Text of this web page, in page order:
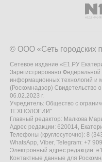
© ООО «Сеть городских
Сетевое издание «Е1.РУ
Зарегистрировано
информационных технологий и
(Роскомнадзор) Свидетельство
06.02.2023 г.
Учредитель: Общество с
ТЕХНОЛОГИИ"
Главный редактор: Малкова
Адрес редакции: 620014,
Телефоны (круглосуточно): 8
WhatsApp, Viber, Telegram: +7
Электронный адрес редакции:
Контактные данные для